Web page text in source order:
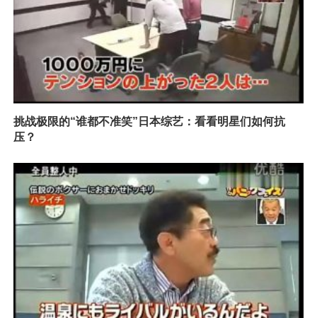
挑战极限的“谁都不准笑”日本综艺：看看明星们如何抗
压？